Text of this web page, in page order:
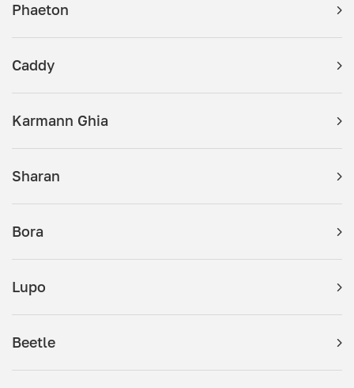
Phaeton
Caddy
Karmann Ghia
Sharan
Bora
Lupo
Beetle